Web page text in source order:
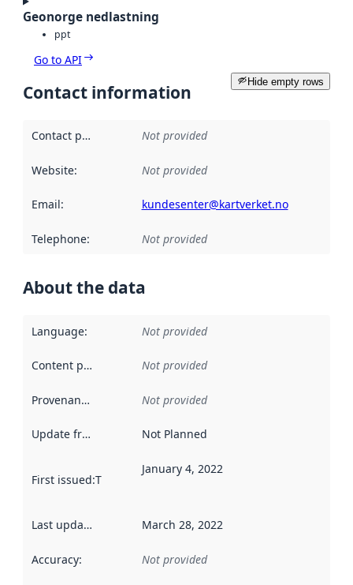
Geonorge nedlastning
ppt
Go to API
Hide empty rows
Contact information
Contact point Not provided
Website: Not provided
Email: kundesenter@kartverket.no
Telephone: Not provided
About the data
Language: Not provided
Content providers Not provided
Provenance Not provided
Update frequency Not Planned
First issued:This date indicates when the data in this
January 4, 2022
Last updated March 28, 2022
Accuracy: Not provided